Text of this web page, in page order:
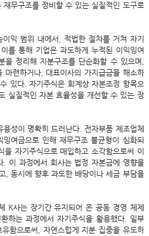
무구조를 정비할 수 있는 실질적인 도구로
익 범위 내에서, 적법한 절차를 거쳐 자기
를 통해 기업은 과도하게 누적된 이익잉여
을 정리해 지분구조를 단순화할 수 있으며,
마련하거나, 대표이사의 가지급금을 해소하
있다. 자기주식은 회계상 자본조정 항목으
실질적인 자본 효율성을 개선할 수 있는 장
성이 명확히 드러난다. 전자부품 제조업체
여금으로 인해 재무구조 불균형이 심화되
자기주식으로 매입하고 소각함으로써 이
. 이 과정에서 회사는 법정 자본금에 영향을
, 동시에 향후 과도한 배당이나 세금 부담을
K사는 장기간 유지되어 온 공동 경영 체제
하는 과정에서 자기주식을 활용했다. 일부
함으로써, 자연스럽게 지분 집중을 유도하